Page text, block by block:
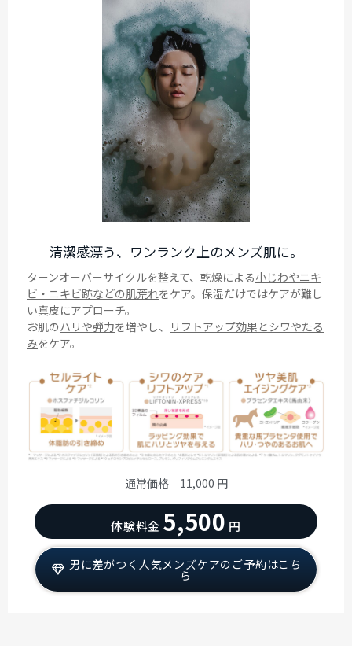
清潔感漂う、ワンランク上のメンズ肌に。
ターンオーバーサイクルを整えて、乾燥による小じわやニキ
ビ・ニキビ跡などの肌荒れをケア。保湿だけではケアが難し
い真皮にアプローチ。
お肌のハリや弾力を増やし、 リフトアップ効果とシワやたる
みをケア。
通常価格 11,000 円
体験料金 5,500 円
男に差がつく人気メンズケアのご予約はこち
ら